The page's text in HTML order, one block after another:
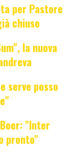
per Pastore
chiuso
la nuova
serve posso
"Inter
pronto"